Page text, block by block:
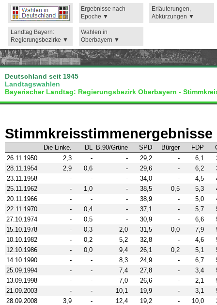
Ergebnisse nach
Epoche
Erläuterungen,
Abkürzungen
Landtag Bayern:
Regierungsbezirke
Wahlen in
Oberbayern
Deutschland seit 1945
Landtagswahlen
Bayerischer Landtag: Regierungsbezirk Oberbayern -
Stimmkreisstimmenergebnisse
Die Linke. DL B.90/Grüne SPD Bürger FDP
26.11.1950
2,3 - - 29,2 - 6,1
28.11.1954
2,9 0,6 - 29,6 - 6,2
23.11.1958
- - - 34,0 - 4,5
25.11.1962
- 1,0 - 38,5 0,5 5,3
20.11.1966
- - - 38,9 - 5,0
22.11.1970
- 0,4 - 37,1 - 5,7
27.10.1974
- 0,5 - 30,9 - 6,6
15.10.1978
- 0,3 2,0 31,5 0,0 7,9
10.10.1982
- 0,2 5,2 32,8 - 4,6
12.10.1986
- 0,0 9,4 26,1 0,2 5,1
14.10.1990
- - 8,3 24,9 - 6,7
25.09.1994
- - 7,4 27,8 - 3,4
13.09.1998
- - 7,0 26,6 - 2,1
21.09.2003
- - 10,1 19,9 - 3,1
28.09.2008
3,9 - 12,4 19,2 - 10,0